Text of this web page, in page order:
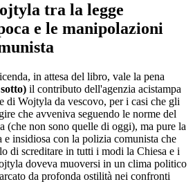
tra la legge
e le manipolazioni
in attesa del libro, vale la pena
il contributo dell'agenzia acistampa
di Wojtyla da vescovo, per i casi che gli
che avveniva seguendo le norme del
(che non sono quelle di oggi), ma pure la
e insidiosa con la polizia comunista che
di screditare in tutti i modi la Chiesa e i
doveva muoversi in un clima politico
da profonda ostilità nei confronti